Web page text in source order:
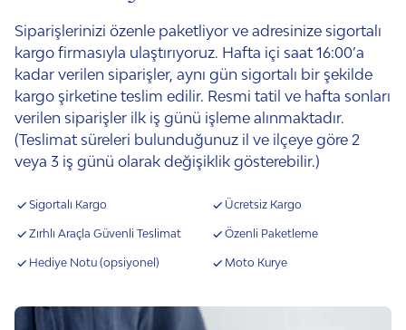
Siparişlerinizi özenle paketliyor ve adresinize sigortalı
kargo firmasıyla ulaştırıyoruz. Hafta içi saat 16:00’a
kadar verilen siparişler, aynı gün sigortalı bir şekilde
kargo şirketine teslim edilir. Resmi tatil ve hafta sonları
verilen siparişler ilk iş günü işleme alınmaktadır.
(Teslimat süreleri bulunduğunuz il ve ilçeye göre 2
veya 3 iş günü olarak değişiklik gösterebilir.)
Sigortalı Kargo Ücretsiz Kargo
Zırhlı Araçla Güvenli Teslimat Özenli Paketleme
Hediye Notu (opsiyonel) Moto Kurye